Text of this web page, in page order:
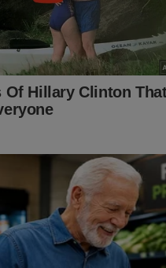
a possibilidade de
perseguição contra o ex-
quer esconder o
foi documentado no
essa obra:
já conhece o livro: